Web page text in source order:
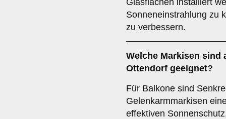
Glasflächen installiert
Sonneneinstrahlung zu
zu verbessern.
Welche Markisen sind
Ottendorf geeignet?
Für Balkone sind
Gelenkarmmarkisen
effektiven